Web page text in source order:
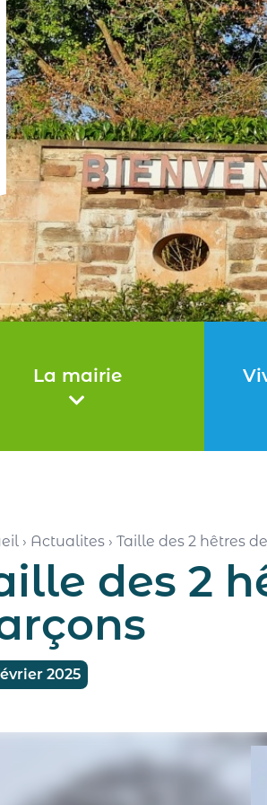
La mairie
› Actualites › Taille des 2 hêtres
des 2
2025